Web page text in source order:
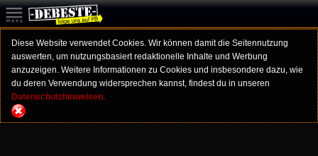
Diese Website verwendet Cookies. Wir können damit die Seitennutzung
auswerten, um nutzungsbasiert redaktionelle Inhalte und Werbung
anzuzeigen. Weitere Informationen zu Cookies und insbesondere dazu, wie
du deren Verwendung widersprechen kannst, findest du in unseren
Datenschutzhinweisen.